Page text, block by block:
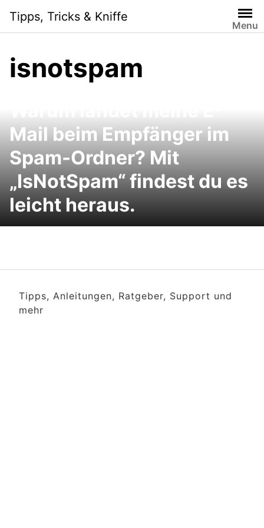
content
Tipps, Tricks & Kniffe
Menu
isnotspam
Mail beim Empfänger im
Spam-Ordner? Mit
„IsNotSpam“ findest du es
leicht heraus.
Tipps, Anleitungen, Ratgeber, Support und
mehr